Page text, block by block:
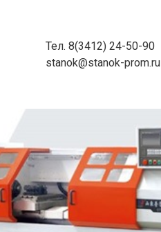
Тел. 8(3412) 24-50-90
stanok@stanok-prom.ru